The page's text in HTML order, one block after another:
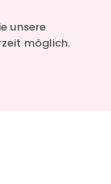
unsere
möglich.